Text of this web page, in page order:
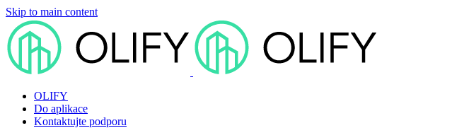
Skip to main content
OLIFY
Do aplikace
Kontaktujte podporu